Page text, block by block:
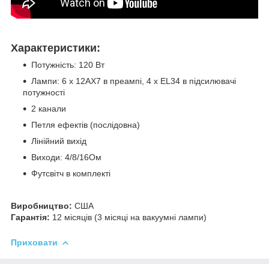
Характеристики:
Потужність: 120 Вт
Лампи: 6 х 12AX7 в преампі, 4 х EL34 в підсилювачі
потужності
2 канали
Петля ефектів (послідовна)
Лінійний вихід
Виходи: 4/8/16Ом
Футсвітч в комплекті
Виробництво: США
Гарантія: 12 місяців (3 місяці на вакуумні лампи)
Приховати